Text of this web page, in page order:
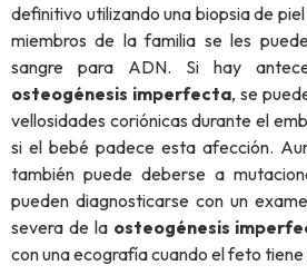
definitivo utilizando una biopsia de
miembros de la familia se les
sangre para ADN. Si hay
osteogénesis imperfecta, se
vellosidades coriónicas durante el
si el bebé padece esta afección.
también puede deberse a
pueden diagnosticarse con un
severa de la osteogénesis
con una ecografía cuando el feto tiene